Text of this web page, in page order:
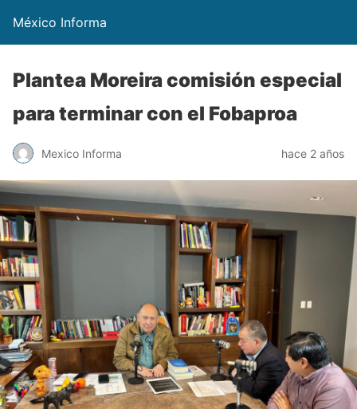
México Informa
Plantea Moreira comisión especial
para terminar con el Fobaproa
Mexico Informa hace 2 años